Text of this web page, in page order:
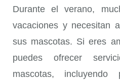
Durante el verano,
vacaciones y necesitan
sus mascotas. Si eres
puedes ofrecer
mascotas, incluyendo